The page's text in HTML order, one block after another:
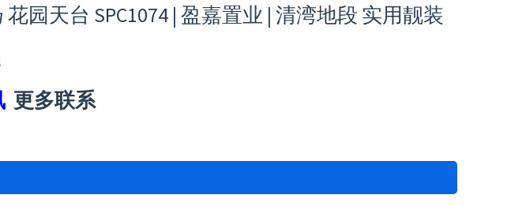
园天台 SPC1074 | 盈嘉置业 | 清湾地段 实用靓装
更多联系